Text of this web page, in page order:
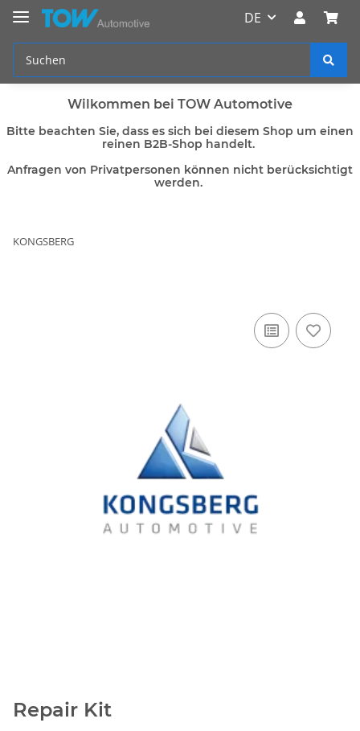
DE
Wilkommen bei TOW Automotive
Bitte beachten Sie, dass es sich bei diesem Shop um einen
reinen B2B-Shop handelt.
Anfragen von Privatpersonen können nicht berücksichtigt
werden.
KONGSBERG
Repair Kit